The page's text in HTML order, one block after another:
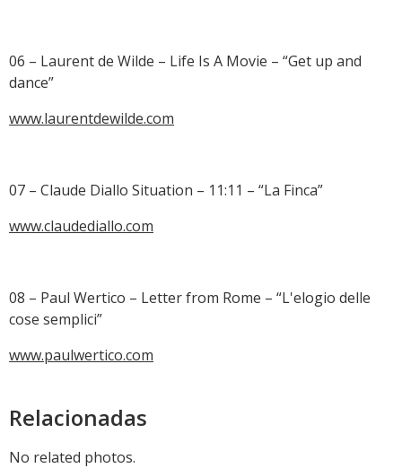
06 – Laurent de Wilde – Life Is A Movie – “Get up and
dance”
www.laurentdewilde.com
07 – Claude Diallo Situation – 11:11 – “La Finca”
www.claudediallo.com
08 – Paul Wertico – Letter from Rome – “L'elogio delle
cose semplici”
www.paulwertico.com
Relacionadas
No related photos.